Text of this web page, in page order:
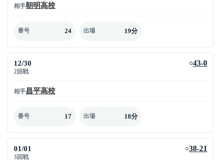
相手朝明高校
番号 24 出場 19分
12/30
2回戦
○43-0
相手昌平高校
番号 17 出場 18分
01/01
3回戦
○38-21